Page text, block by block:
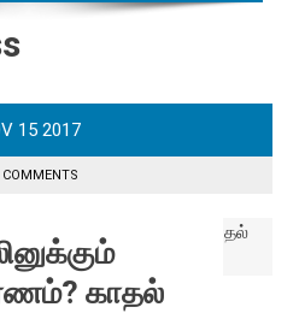
15 2017
COMMENTS
காதல்